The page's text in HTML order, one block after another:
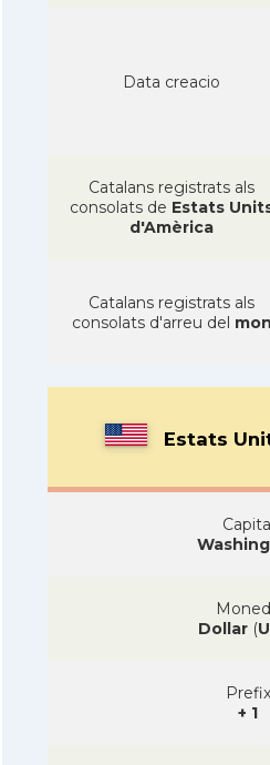
Data creacio
Catalans registrats als
consolats de Estats
d'Amèrica
Catalans registrats als
consolats d'arreu del mon
Estats
Dollar(
Prefix
+ 1